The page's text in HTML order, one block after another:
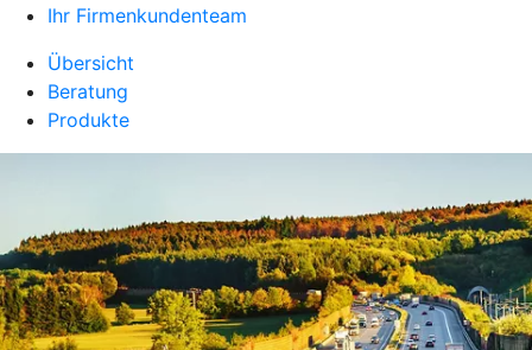
Ihr Firmenkundenteam
Übersicht
Beratung
Produkte